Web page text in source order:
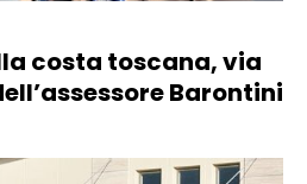
costa toscana, via
Barontini